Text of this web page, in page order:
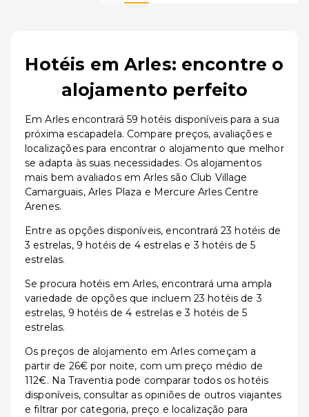
Hotéis em Arles: encontre o
alojamento perfeito
Em Arles encontrará 59 hotéis disponíveis para a sua
próxima escapadela. Compare preços, avaliações e
localizações para encontrar o alojamento que melhor
se adapta às suas necessidades. Os alojamentos
mais bem avaliados em Arles são Club Village
Camarguais, Arles Plaza e Mercure Arles Centre
Arenes.
Entre as opções disponíveis, encontrará 23 hotéis de
3 estrelas, 9 hotéis de 4 estrelas e 3 hotéis de 5
estrelas.
Se procura hotéis em Arles, encontrará uma ampla
variedade de opções que incluem 23 hotéis de 3
estrelas, 9 hotéis de 4 estrelas e 3 hotéis de 5
estrelas.
Os preços de alojamento em Arles começam a
partir de 26€ por noite, com um preço médio de
112€. Na Traventia pode comparar todos os hotéis
disponíveis, consultar as opiniões de outros viajantes
e filtrar por categoria, preço e localização para